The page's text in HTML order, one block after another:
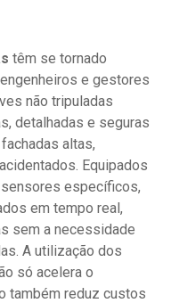
têm se tornado
e gestores
não tripuladas
detalhadas e seguras
altas,
Equipados
específicos,
em tempo real,
sem a necessidade
A utilização dos
só acelera o
também reduz custos